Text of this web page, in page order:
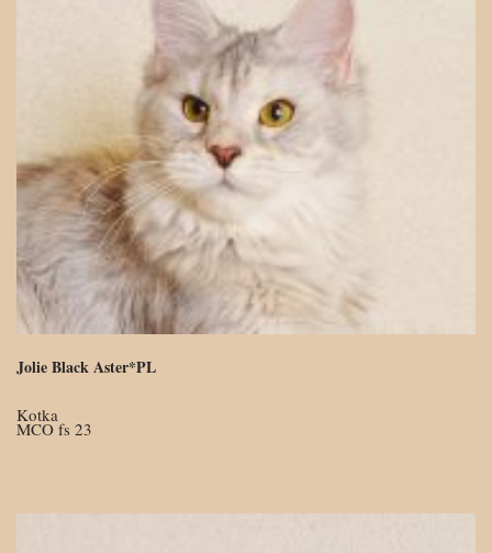
Jolie Black Aster*PL
Kotka
MCO fs 23